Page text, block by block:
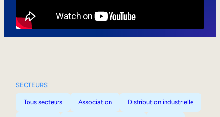
SECTEURS
Tous secteurs Association Distribution industrielle